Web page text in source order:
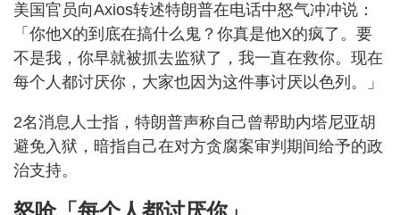
美国官员向Axios转述特朗普在电话中怒气冲冲说：
「你他X的到底在搞什么鬼？你真是他X的疯了。要
不是我，你早就被抓去监狱了，我一直在救你。现在
每个人都讨厌你，大家也因为这件事讨厌以色列。」
2名消息人士指，特朗普声称自己曾帮助内塔尼亚胡
避免入狱，暗指自己在对方贪腐案审判期间给予的政
治支持。